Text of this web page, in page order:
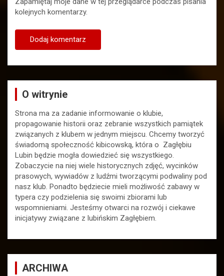
kolejnych komentarzy.
O witrynie
Strona ma za zadanie informowanie o klubie,
propagowanie historii oraz zebranie wszystkich pamiątek
związanych z klubem w jednym miejscu. Chcemy tworzyć
świadomą społeczność kibicowską, która o Zagłębiu
Lubin będzie mogła dowiedzieć się wszystkiego.
Zobaczycie na niej wiele historycznych zdjęć, wycinków
prasowych, wywiadów z ludźmi tworzącymi podwaliny pod
nasz klub. Ponadto będziecie mieli możliwość zabawy w
typera czy podzielenia się swoimi zbiorami lub
wspomnieniami. Jesteśmy otwarci na rozwój i ciekawe
inicjatywy związane z lubińskim Zagłębiem.
ARCHIWA